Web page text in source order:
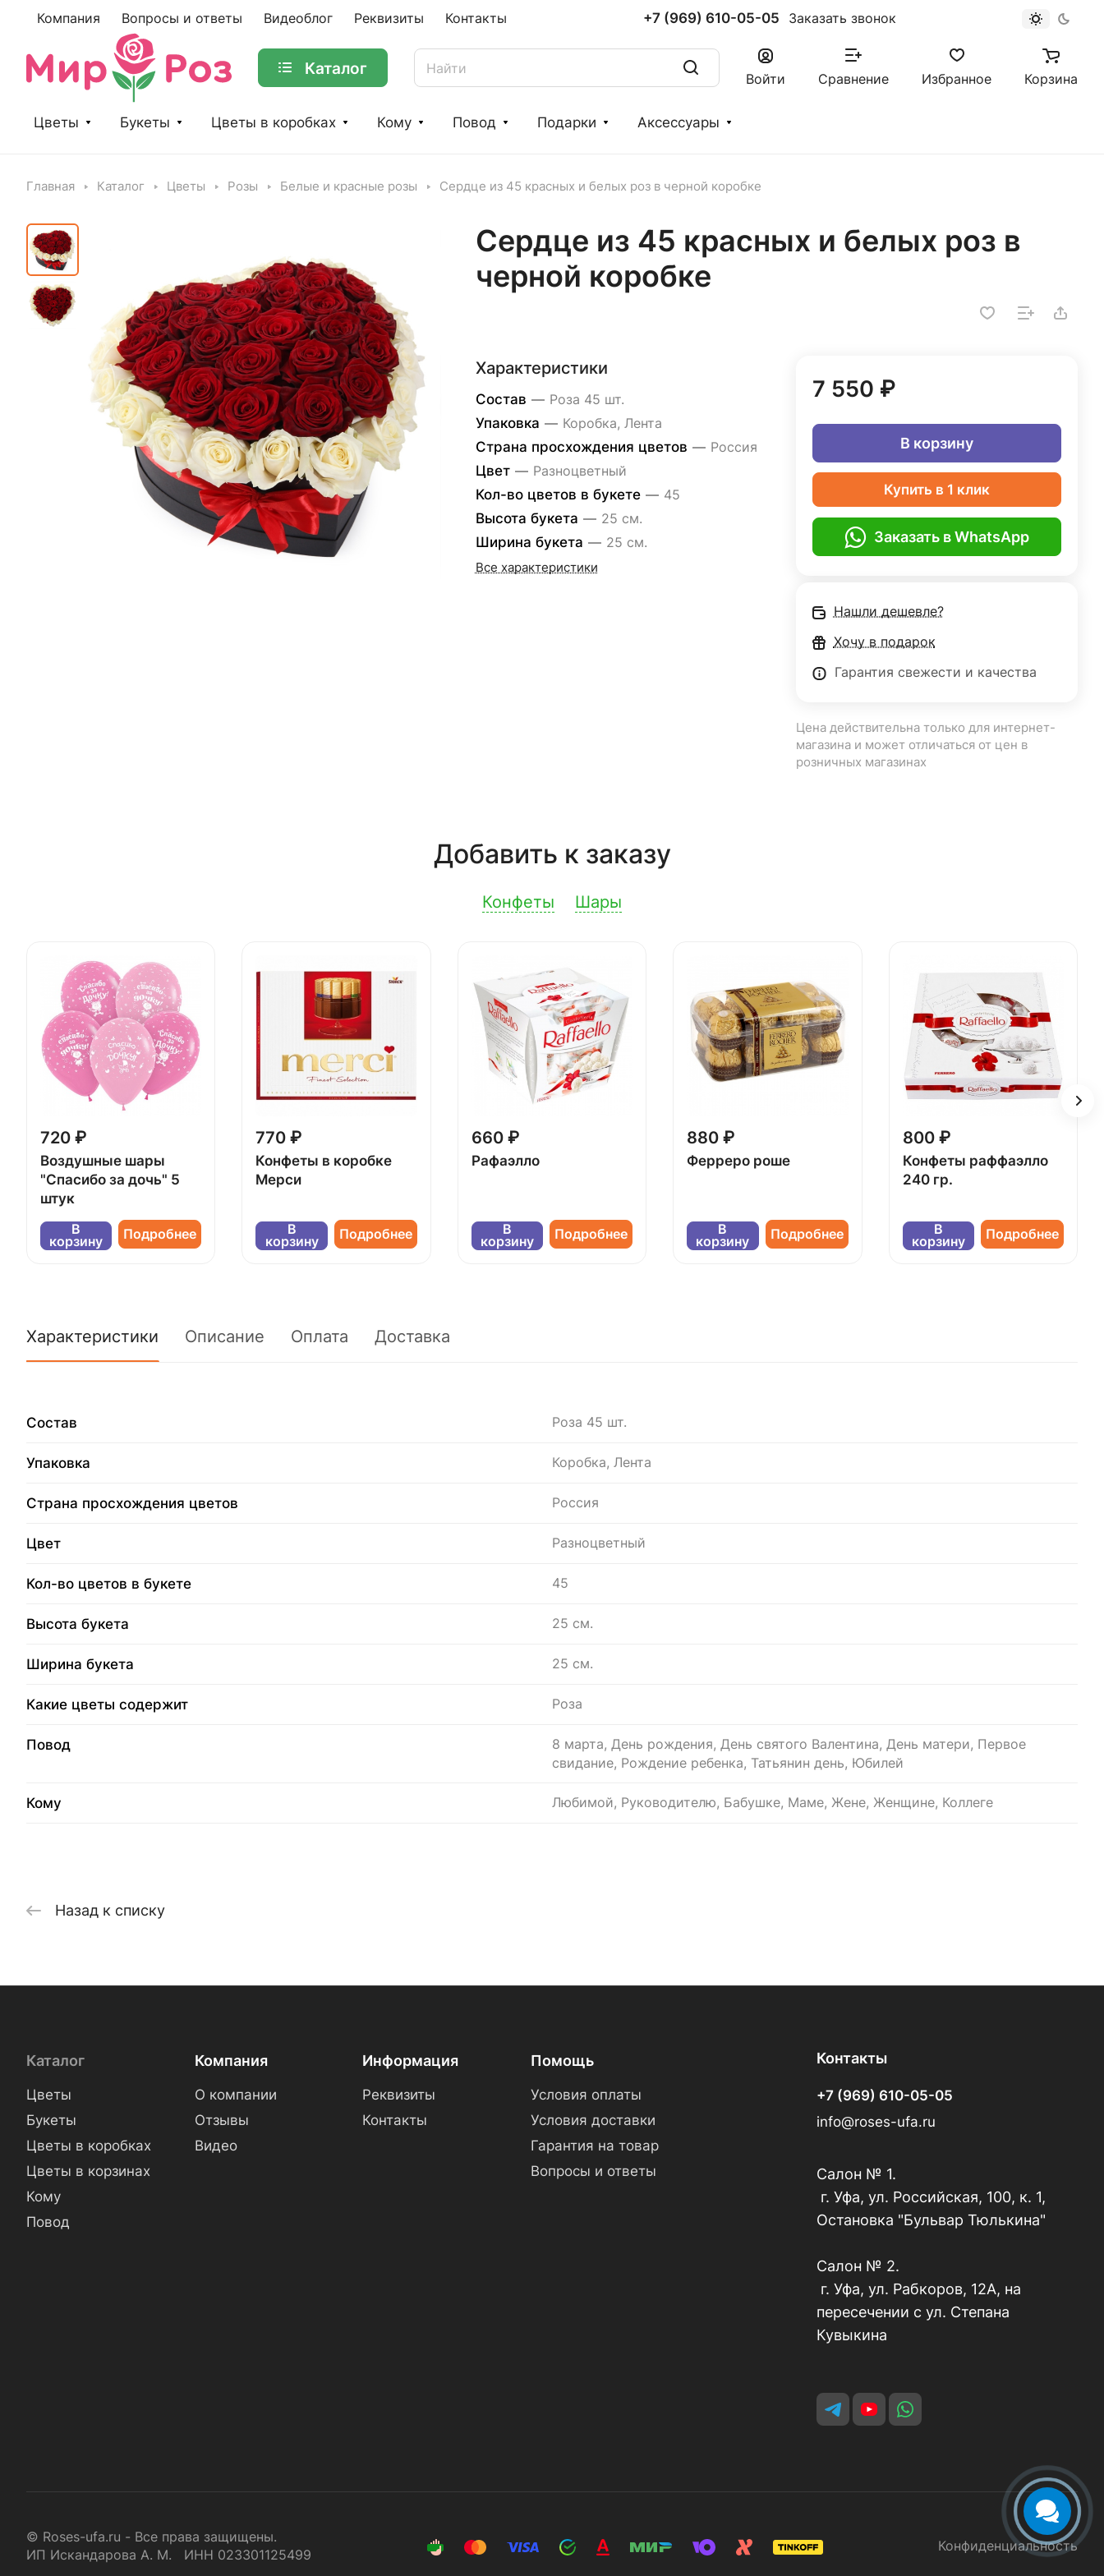
Компания Вопросы и ответы Видеоблог Реквизиты Контакты +7 (969) 610-05-05 Заказать звонок
Каталог
Войти Сравнение Избранное Корзина
Цветы Букеты Цветы в коробках Кому Повод Подарки Аксессуары
Главная Каталог Цветы Розы Белые и красные розы Сердце из 45 красных и белых роз в черной коробке
Сердце из 45 красных и белых роз в
черной коробке
Характеристики
Состав — Роза 45 шт.
Упаковка — Коробка, Лента
Страна просхождения цветов — Россия
Цвет — Разноцветный
Кол-во цветов в букете — 45
Высота букета — 25 см.
Ширина букета — 25 см.
Все характеристики
7 550 ₽
В корзину
Купить в 1 клик
Заказать в WhatsApp
Нашли дешевле?
Хочу в подарок
Гарантия свежести и качества
Цена действительна только для интернет-
магазина и может отличаться от цен в
розничных магазинах
Добавить к заказу
Конфеты Шары
720 ₽
Воздушные шары
"Спасибо за дочь" 5
штук
В
корзину
Подробнее
770 ₽
Конфеты в коробке
Мерси
В
корзину
Подробнее
660 ₽
Рафаэлло
В
корзину
Подробнее
880 ₽
Ферреро роше
В
корзину
Подробнее
800 ₽
Конфеты раффаэлло
240 гр.
В
корзину
Подробнее
Характеристики Описание Оплата Доставка
Состав Роза 45 шт.
Упаковка Коробка, Лента
Страна просхождения цветов Россия
Цвет Разноцветный
Кол-во цветов в букете 45
Высота букета 25 см.
Ширина букета 25 см.
Какие цветы содержит Роза
Повод
8 марта, День рождения, День святого Валентина, День матери, Первое
свидание, Рождение ребенка, Татьянин день, Юбилей
Кому Любимой, Руководителю, Бабушке, Маме, Жене, Женщине, Коллеге
Назад к списку
Каталог
Цветы
Букеты
Цветы в коробках
Цветы в корзинах
Кому
Повод
Компания
О компании
Отзывы
Видео
Информация
Реквизиты
Контакты
Помощь
Условия оплаты
Условия доставки
Гарантия на товар
Вопросы и ответы
Контакты
+7 (969) 610-05-05
info@roses-ufa.ru
Салон № 1.
г. Уфа, ул. Российская, 100, к. 1,
Остановка "Бульвар Тюлькина"
Салон № 2.
г. Уфа, ул. Рабкоров, 12А, на
пересечении с ул. Степана
Кувыкина
© Roses-ufa.ru - Все права защищены.
ИП Искандарова А. М. ИНН 023301125499
Конфиденциальность